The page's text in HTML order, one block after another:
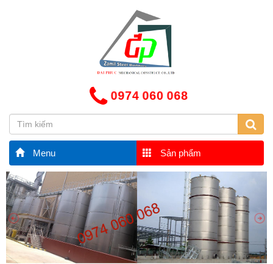
0974 060 068
Menu Sản phẩm